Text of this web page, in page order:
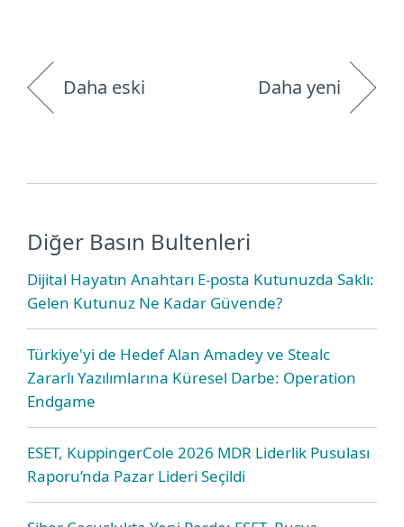
Daha eski Daha yeni
Diğer Basın Bultenleri
Dijital Hayatın Anahtarı E-posta Kutunuzda Saklı:
Gelen Kutunuz Ne Kadar Güvende?
Türkiye'yi de Hedef Alan Amadey ve Stealc
Zararlı Yazılımlarına Küresel Darbe: Operation
Endgame
ESET, KuppingerCole 2026 MDR Liderlik Pusulası
Raporu’nda Pazar Lideri Seçildi